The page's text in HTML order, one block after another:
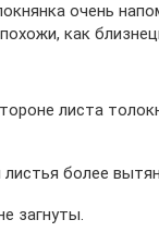
очень
как
листа
листья более
загнуты.